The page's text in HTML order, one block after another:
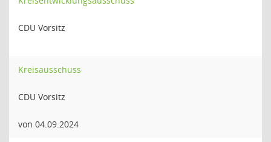
CDU Vorsitz
Kreisausschuss
CDU Vorsitz
von 04.09.2024